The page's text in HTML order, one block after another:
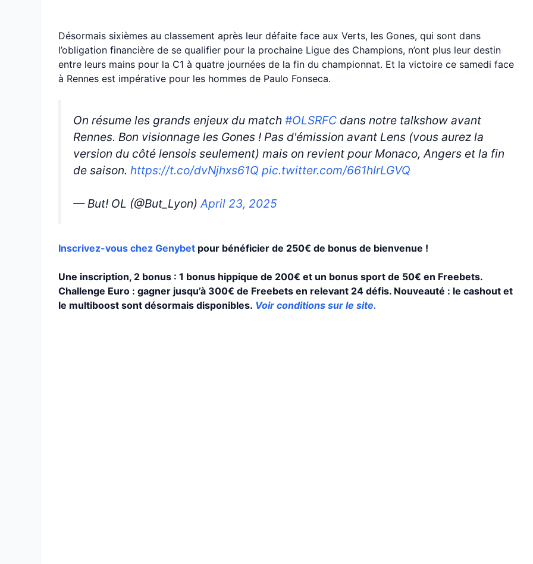
Désormais sixièmes au classement après leur défaite face aux Verts, les Gones, qui sont dans
l’obligation financière de se qualifier pour la prochaine Ligue des Champions, n’ont plus leur destin
entre leurs mains pour la C1 à quatre journées de la fin du championnat. Et la victoire ce samedi face
à Rennes est impérative pour les hommes de Paulo Fonseca.
On résume les grands enjeux du match #OLSRFC dans notre talkshow avant
Rennes. Bon visionnage les Gones ! Pas d'émission avant Lens (vous aurez la
version du côté lensois seulement) mais on revient pour Monaco, Angers et la fin
de saison. https://t.co/dvNjhxs61Q pic.twitter.com/661hIrLGVQ
— But! OL (@But_Lyon)April 23, 2025
Inscrivez-vous chez Genybet pour bénéficier de 250€ de bonus de bienvenue !
Une inscription, 2 bonus : 1 bonus hippique de 200€ et un bonus sport de 50€ en Freebets.
Challenge Euro : gagner jusqu’à 300€ de Freebets en relevant 24 défis. Nouveauté : le cashout et
le multiboost sont désormais disponibles. Voir conditions sur le site.